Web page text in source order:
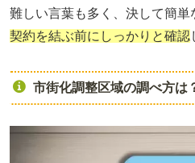
難しい言葉も多く、決して簡
契約を結ぶ前にしっかりと確認
市街化調整区域の調べ方は